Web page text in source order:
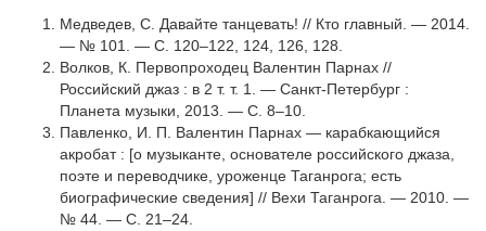
Медведев, С. Давайте танцевать! // Кто главный. — 2014.
— № 101. — С. 120–122, 124, 126, 128.
Волков, К. Первопроходец Валентин Парнах //
Российский джаз : в 2 т. т. 1. — Санкт-Петербург :
Планета музыки, 2013. — С. 8–10.
Павленко, И. П. Валентин Парнах — карабкающийся
акробат : [о музыканте, основателе российского джаза,
поэте и переводчике, уроженце Таганрога; есть
биографические сведения] // Вехи Таганрога. — 2010. —
№ 44. — С. 21–24.